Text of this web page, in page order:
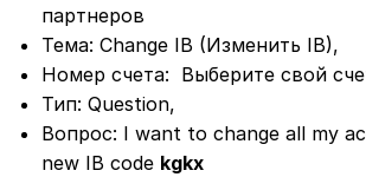
партнеров
Тема: Change IB (Изменить IB),
Номер счета: Выберите свой
Тип: Question,
Вопрос: I want to change all my
new IB code kgkx